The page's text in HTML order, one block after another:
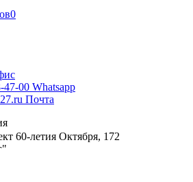
0
47-00 Whatsapp
Почта
60-летия Октября, 172